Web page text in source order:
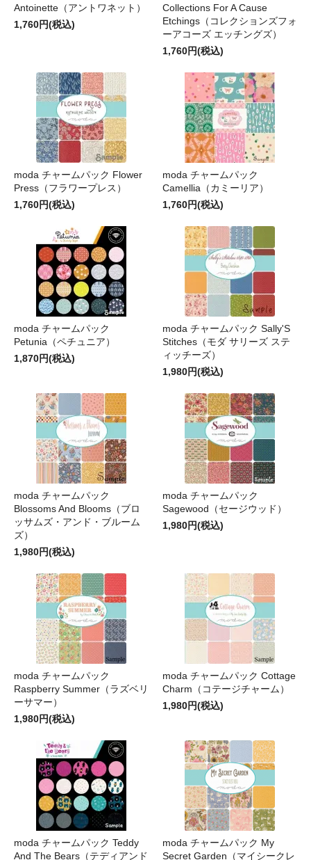
Antoinette（アントワネット）
1,760円(税込)
Collections For A Cause
Etchings（コレクションズフォ
ーアコーズ エッチングズ）
1,760円(税込)
moda チャームパック Flower
Press（フラワープレス）
1,760円(税込)
moda チャームパック
Camellia（カミーリア）
1,760円(税込)
moda チャームパック
Petunia（ペチュニア）
1,870円(税込)
moda チャームパック Sally'S
Stitches（モダ サリーズ ステ
ィッチーズ）
1,980円(税込)
moda チャームパック
Blossoms And Blooms（ブロ
ッサムズ・アンド・ブルーム
ズ）
1,980円(税込)
moda チャームパック
Sagewood（セージウッド）
1,980円(税込)
moda チャームパック
Raspberry Summer（ラズベリ
ーサマー）
1,980円(税込)
moda チャームパック Cottage
Charm（コテージチャーム）
1,980円(税込)
moda チャームパック Teddy
And The Bears（テディアンド
moda チャームパック My
Secret Garden（マイシークレ